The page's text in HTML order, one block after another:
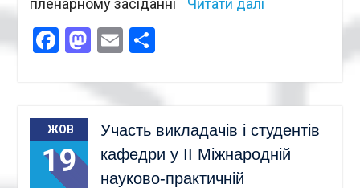
пленарному засіданні
Читати далі
Facebook
Mastodon
EmailПоділитися
ЖОВ
19
Участь викладачів і студентів
кафедри у ІІ Міжнародній
науково-практичній